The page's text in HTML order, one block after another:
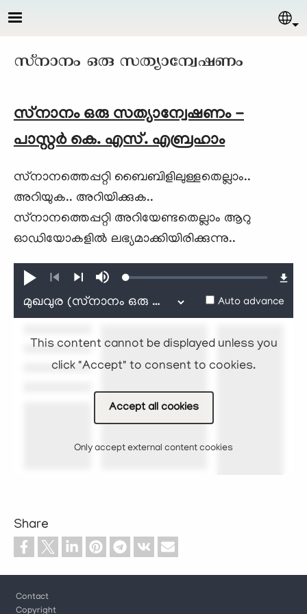
Skip to main content
സ്‌നാനം ഒരു സത്യാന്വേഷണം
സ്‌നാനം ഒരു സത്യാന്വേഷണം -
പാസ്റ്റര്‍ കെ. എസ്. എബ്രഹാം
സ്‌നാനത്തെപ്പറ്റി ബൈബിളിലുള്ളതെല്ലാം..
അറിയുക.. അറിയിക്കുക..
സ്‌നാനത്തെപ്പറ്റി അറിയേണ്ടതെല്ലാം ആറു
ഓഡിയോകളില്‍ ലഭ്യമാക്കിയിരിക്കുന്നു..
Play
PreviousNext
MuteLoaded:
Auto advance
This content cannot be displayed unless you
click "Accept" to consent to cookies.
Accept all cookies
Only accept external content cookies
Share
Contact
Copyright